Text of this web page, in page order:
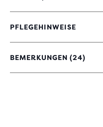
PFLEGEHINWEISE
BEMERKUNGEN (24)
3,8
VON